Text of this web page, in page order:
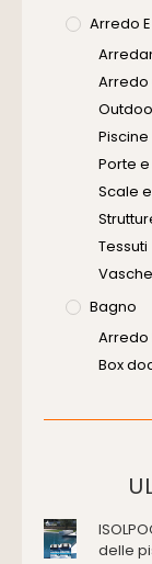
Arredo
Arredo
Piscine
Porte
Scale
Tessuti
Bagno
Box
Edilizia
delle